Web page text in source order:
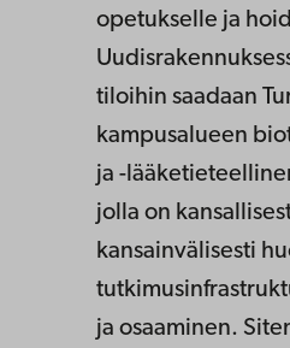
opetukselle ja
tiloihin saadaan
kampusalueen
ja -
jolla on
kansainvälisesti
ja osaaminen.